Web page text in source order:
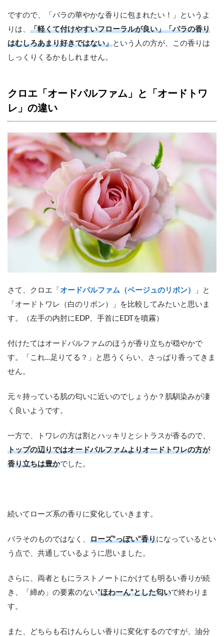
ですので、「バラの華やかな香りに包まれたい！」というよ
りは、 「軽くて付けやすいフローラルが良い」「バラの香り
はむしろあまり好きではない」という人の方が、この香りは
しっくりくるかもしれません。
クロエ「オードパルファム」と「オードトワ
レ」の違い
さて、クロエ「 オードパルファム（ベージュのリボン）
」と
「オードトワレ（白のリボン）」を比較してみたいと思いま
す。（左手の内肘にEDP、手首にEDTを噴霧）
付けたてはオードパルファムのほうが香り立ちが穏やかで
す。「これ…足りてる？」と思うくらい、さっぱり香ってきま
せん。
元々持っている肌の匂いに近いのでしょうか？肌馴染みが凄
く良いようです。
一方で、トワレの方は割とハッキリとシトラスが香るので、
トップの辺りではオードパルファムよりオードトワレの方が
香り立ちは豊かでした。
続いてローズ系の香りに変化していきます。
バラそのものではなく、 ローズ”っぽい”香りになっているとい
う点で、共通しているように思いました。
さらに、両者ともにラストノートにかけても明るい香りが続
き、「締め」の要素のない”ほわーん”とした匂いで終わりま
す。
また、どちらも石けんらしい香りに変化するのですが、油分